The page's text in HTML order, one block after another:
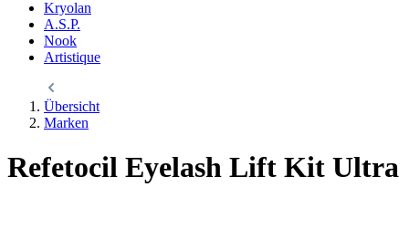
Kryolan
A.S.P.
Nook
Artistique
Übersicht
Marken
Refetocil Eyelash Lift Kit Ultra